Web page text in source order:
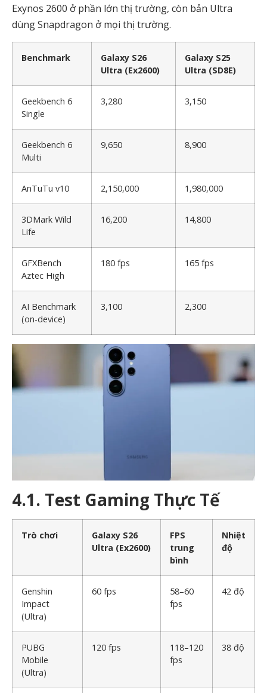
Exynos 2600 ở phần lớn thị trường, còn bản Ultra
dùng Snapdragon ở mọi thị trường.
Benchmark
Galaxy S26
Ultra (Ex2600)
Galaxy S25
Ultra (SD8E)
Geekbench 6
Single
3,280 3,150
Geekbench 6
Multi
9,650 8,900
AnTuTu v10 2,150,000 1,980,000
3DMark Wild
Life
16,200 14,800
GFXBench
Aztec High
180 fps 165 fps
AI Benchmark
(on-device)
3,100 2,300
4.1. Test Gaming Thực Tế
Trò chơi
Galaxy S26
Ultra (Ex2600)
FPS
trung
bình
Nhiệt
độ
Genshin
Impact
(Ultra)
60 fps
58–60
fps
42 độ
PUBG
Mobile
(Ultra)
120 fps
118–120
fps
38 độ